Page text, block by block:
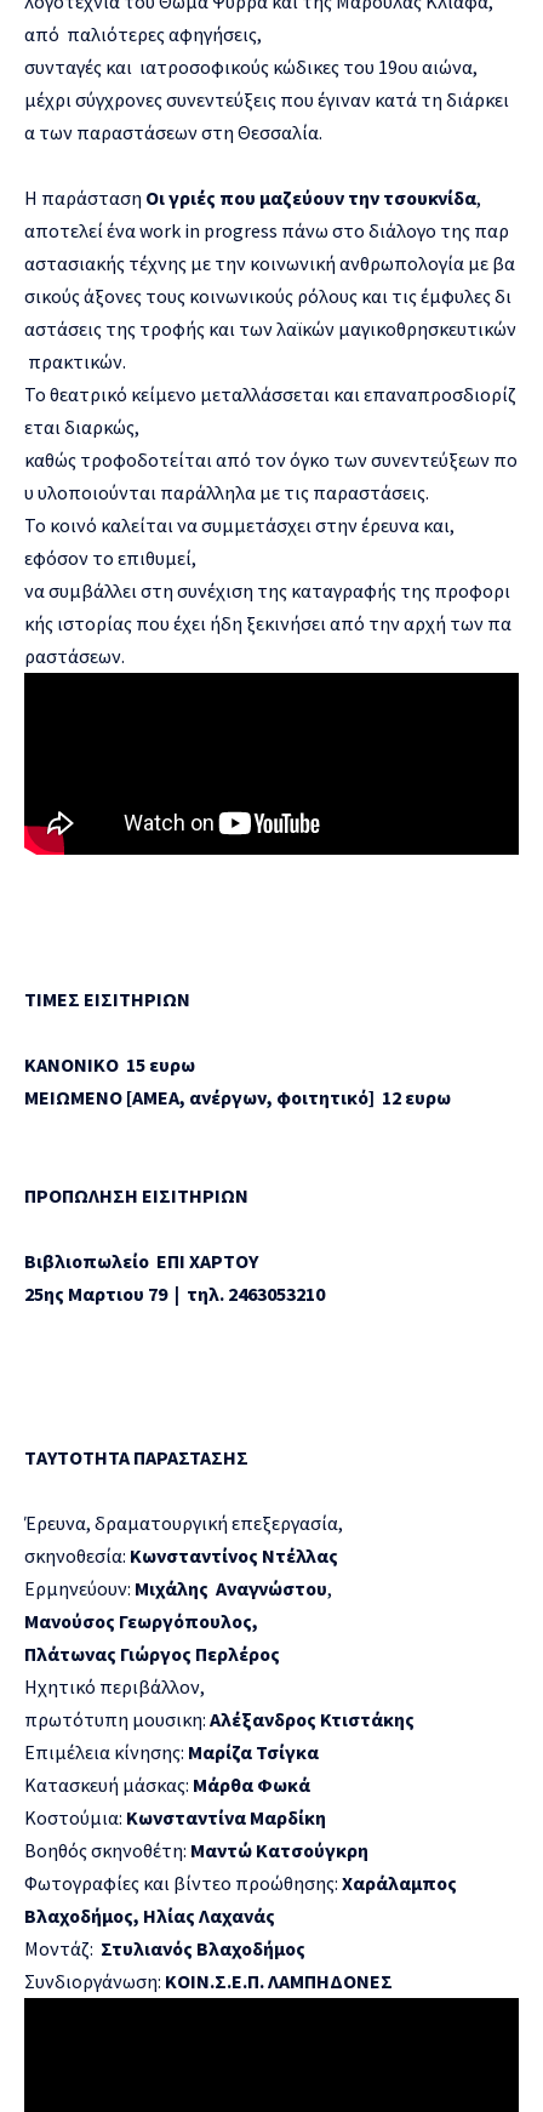
από παλιότερες αφηγήσεις,
συνταγές και ιατροσοφικούς κώδικες του 19ου αιώνα,
μέχρι σύγχρονες συνεντεύξεις που έγιναν κατά τη διάρκει
α των παραστάσεων στη Θεσσαλία.
Η παράσταση Οιγριές που μαζεύουν την τσουκνίδα,
αποτελεί ένα work in progress πάνω στο διάλογο της παρ
αστασιακής τέχνης με την κοινωνική ανθρωπολογία με βα
σικούς άξονες τους κοινωνικούς ρόλους και τις έμφυλες δι
αστάσεις της τροφής και των λαϊκών μαγικοθρησκευτικών
πρακτικών.
Το θεατρικό κείμενο μεταλλάσσεται και επαναπροσδιορίζ
εται διαρκώς,
καθώς τροφοδοτείται από τον όγκο των συνεντεύξεων πο
υ υλοποιούνται παράλληλα με τις παραστάσεις.
Το κοινό καλείται να συμμετάσχει στην έρευνα και,
εφόσον το επιθυμεί,
να συμβάλλει στη συνέχιση της καταγραφής της προφορι
κής ιστορίας που έχει ήδη ξεκινήσει από την αρχή των πα
ραστάσεων.
ΤΙΜΕΣ ΕΙΣΙΤΗΡΙΩΝ
ΚΑΝΟΝΙΚΟ 15 ευρω
ΜΕΙΩΜΕΝΟ [ΑΜΕΑ, ανέργων, φοιτητικό] 12 ευρω
ΠΡΟΠΩΛΗΣΗ ΕΙΣΙΤΗΡΙΩΝ
Βιβλιοπωλείο ΕΠΙ ΧΑΡΤΟΥ
25ης Μαρτιου 79 | τηλ. 2463053210
ΤAYTOTHTAΠΑΡΑΣΤΑΣΗΣ
Έρευνα, δραματουργική επεξεργασία,
σκηνοθεσία: Κωνσταντίνος Ντέλλας
Ερμηνεύουν: Μιχάλης Αναγνώστου,
Μανούσος Γεωργόπουλος,
Πλάτωνας Γιώργος Περλέρος
Ηχητικό περιβάλλον,
πρωτότυπη μουσικη: Αλέξανδρος Κτιστάκης
Επιμέλεια κίνησης: Μαρίζα Τσίγκα
Κατασκευή μάσκας: Μάρθα Φωκά
Κοστούμια: Κωνσταντίνα Μαρδίκη
Βοηθός σκηνοθέτη: Μαντώ Κατσούγκρη
Φωτογραφίες και βίντεο προώθησης: Χαράλαμπος
Βλαχοδήμος, Ηλίας Λαχανάς
Μοντάζ: Στυλιανός Βλαχοδήμος
Συνδιοργάνωση: ΚΟΙΝ.Σ.Ε.Π. ΛΑΜΠΗΔΟΝΕΣ